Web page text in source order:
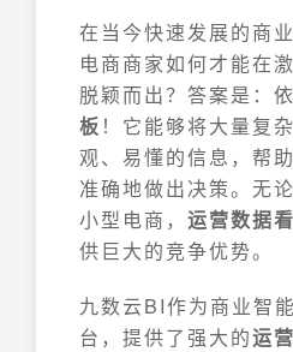
在当今快速发展的商
电商商家如何才能在
脱颖而出？答案是：
板 ！它能够将大量复
观、易懂的信息，帮
准确地做出决策。无
小型电商， 运营数据
供巨大的竞争优势。
九数云BI作为商业智
台，提供了强大的运